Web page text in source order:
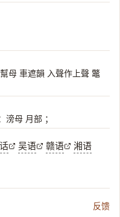
母 車遮韻 入聲作上聲 鼈
母 月部 ；
吴语 赣语
湘语
反馈